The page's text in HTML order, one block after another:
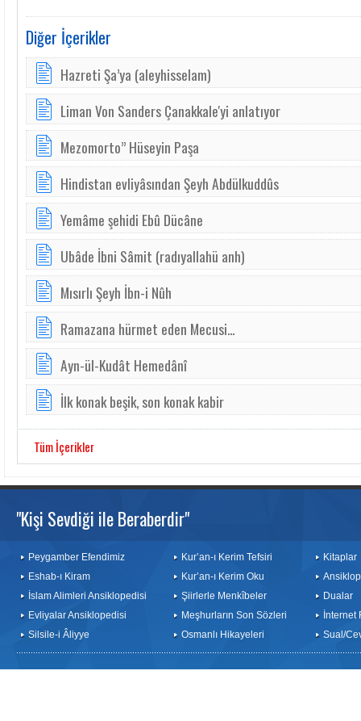
Diğer İçerikler
Hazreti Şa’ya (aleyhisselam)
Liman Von Sanders Çanakkale'yi anlatıyor
Mezomorto” Hüseyin Paşa
Hindistan evliyâsından Şeyh Abdülkuddûs
Yemâ­me şe­hi­di Ebû Dücâ­ne
Ubâde İbni Sâmit (radıyallahü anh)
Mısırlı Şeyh İbn-i Nûh
Ramazana hürmet eden Mecusi...
Ayn-ül-Kudât Hemedânî
İlk konak beşik, son konak kabir
Tüm İçerikler
"Kişi Sevdiği ile Beraberdir"
Peygamber Efendimiz
Eshab-ı Kiram
İslam Alimleri Ansiklopedisi
Evliyalar Ansiklopedisi
Silsile-i Âliyye
Kur’an-ı Kerim Tefsiri
Kur’an-ı Kerim Oku
Şiirlerle Menkîbeler
Meşhurların Son Sözleri
Osmanlı Hikayeleri
Kitaplar
Dualar
İnternet
Sual/